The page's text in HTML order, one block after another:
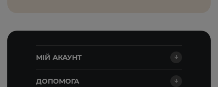
МІЙ АКАУНТ
ДОПОМОГА